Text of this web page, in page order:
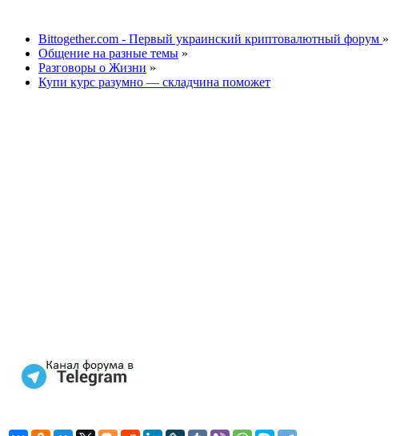
Bittogether.com - Первый украинский криптовалютный форум »
Общение на разные темы »
Разговоры о Жизни »
Купи курс разумно — складчина поможет